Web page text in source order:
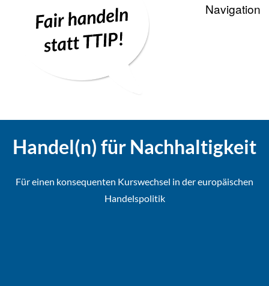
Recherche
Positionen
Kampagnenbanner zum
Handel(n) für Nachhaltigkeit
Für einen konsequenten Kurswechsel in der europäischen
Handelspolitik